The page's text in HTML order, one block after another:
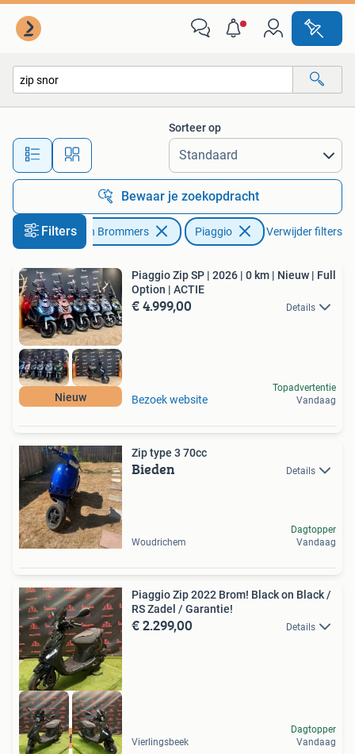
Alle afstanden…
Sorteer op
Bewaar je zoekopdracht
Filters
Fietsen en Brommers Piaggio Verwijder filters
Nieuw
Piaggio Zip SP | 2026 | 0 km | Nieuw | Full
Option | ACTIE
€ 4.999,00 Details
Bezoek website
Topadvertentie
Vandaag
Zip type 3 70cc
Bieden Details
Woudrichem
Dagtopper
Vandaag
Gratis Aflevering
Piaggio Zip 2022 Brom! Black on Black /
RS Zadel / Garantie!
€ 2.299,00 Details
Vierlingsbeek
Dagtopper
Vandaag